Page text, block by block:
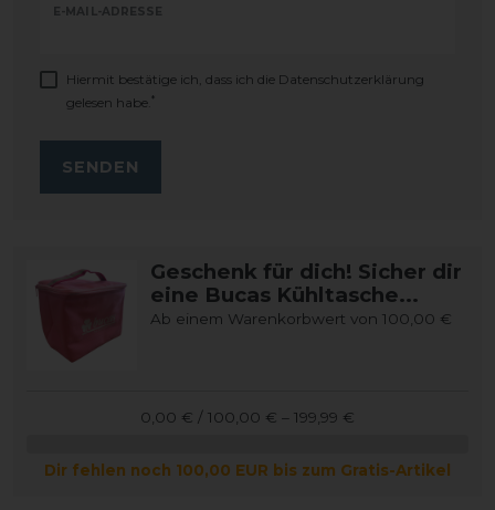
E-MAIL-ADRESSE
Hiermit bestätige ich, dass ich die Daten­schutz­erklärung
gelesen habe. *
SENDEN
Geschenk für dich! Sicher dir
eine Bucas Kühltasche...
Ab einem Warenkorbwert von 100,00 €
0,00 € / 100,00 € – 199,99 €
Dir fehlen noch 100,00 EUR bis zum Gratis-Artikel